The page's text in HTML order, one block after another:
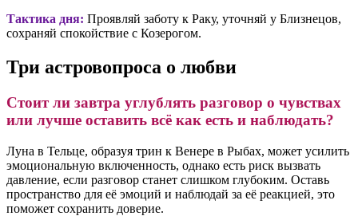
Тактика дня: Проявляй заботу к Раку, уточняй у Близнецов,
сохраняй спокойствие с Козерогом.
Три астровопроса о любви
Стоит ли завтра углублять разговор о чувствах
или лучше оставить всё как есть и наблюдать?
Луна в Тельце, образуя трин к Венере в Рыбах, может усилить
эмоциональную включенность, однако есть риск вызвать
давление, если разговор станет слишком глубоким. Оставь
пространство для её эмоций и наблюдай за её реакцией, это
поможет сохранить доверие.